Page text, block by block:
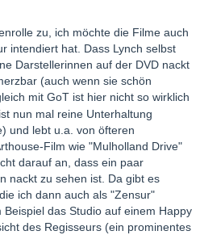
zu, ich möchte die Filme auch
intendiert hat. Dass Lynch selbst
Darstellerinnen auf der DVD nackt
(auch wenn sie schön
mit GoT ist hier nicht so wirklich
nun mal reine Unterhaltung
und lebt u.a. von öfteren
Film wie "Mulholland Drive"
darauf an, dass ein paar
nackt zu sehen ist. Da gibt es
ich dann auch als "Zensur"
das Studio auf einem Happy
des Regisseurs (ein prominentes